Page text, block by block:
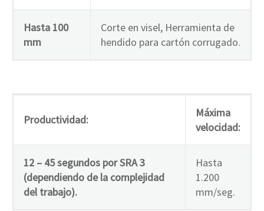
Hasta 100
mm
Corte en visel, Herramienta de
hendido para cartón corrugado.
Productividad:
Máxima
velocidad:
12 – 45 segundos por SRA 3
(dependiendo de la complejidad
del trabajo).
Hasta
1.200
mm/seg.